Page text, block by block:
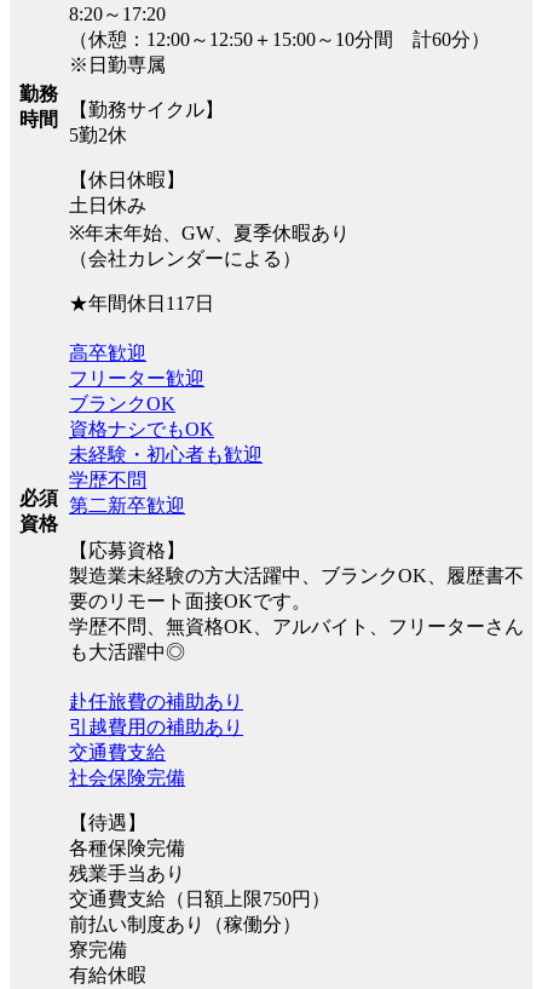
勤務
時間
8:20～17:20
（休憩：12:00～12:50＋15:00～10分間 計60分）
※日勤専属
【勤務サイクル】
5勤2休
【休日休暇】
土日休み
※年末年始、GW、夏季休暇あり
（会社カレンダーによる）
★年間休日117日
必須
資格
高卒歓迎
フリーター歓迎
ブランクOK
資格ナシでもOK
未経験・初心者も歓迎
学歴不問
第二新卒歓迎
【応募資格】
製造業未経験の方大活躍中、ブランクOK、履歴書不
要のリモート面接OKです。
学歴不問、無資格OK、アルバイト、フリーターさん
も大活躍中◎
赴任旅費の補助あり
引越費用の補助あり
交通費支給
社会保険完備
【待遇】
各種保険完備
残業手当あり
交通費支給（日額上限750円）
前払い制度あり（稼働分）
寮完備
有給休暇